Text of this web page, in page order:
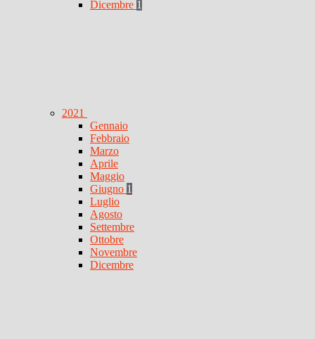
Dicembre 1
2021
Gennaio
Febbraio
Marzo
Aprile
Maggio
Giugno 1
Luglio
Agosto
Settembre
Ottobre
Novembre
Dicembre